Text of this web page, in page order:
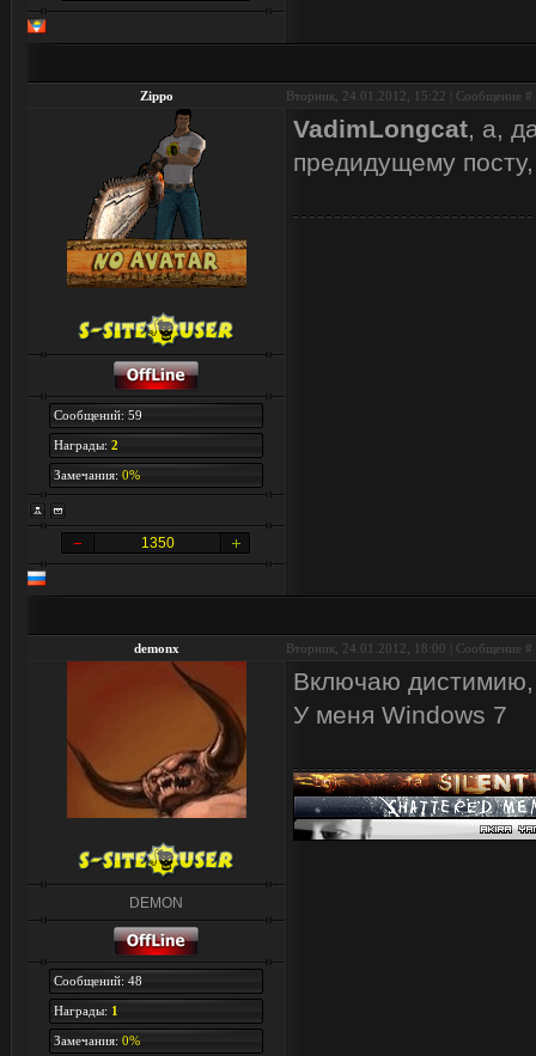
Zippo Вторник, 24.01.2012, 15:22 | Сообщение #
Сообщений: 59
Награды: 2
Замечания: 0%
1350
VadimLongcat, а,
предидущему
demonx Вторник, 24.01.2012, 18:00 | Сообщение #
DEMON
Сообщений: 48
Награды: 1
Замечания: 0%
Включаю дистимию,
У меня Windows 7